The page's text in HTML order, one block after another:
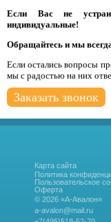
Если Вас не
индивидуальные!
Обращайтесь и мы
Если остались вопросы
мы с радостью на них
Заказать звонок
Карта сайта
Политика
Пользовательское
Оферта
© 2026 «А-Авалон»
a-avalon@mail.ru